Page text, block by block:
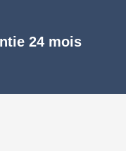
24 mois